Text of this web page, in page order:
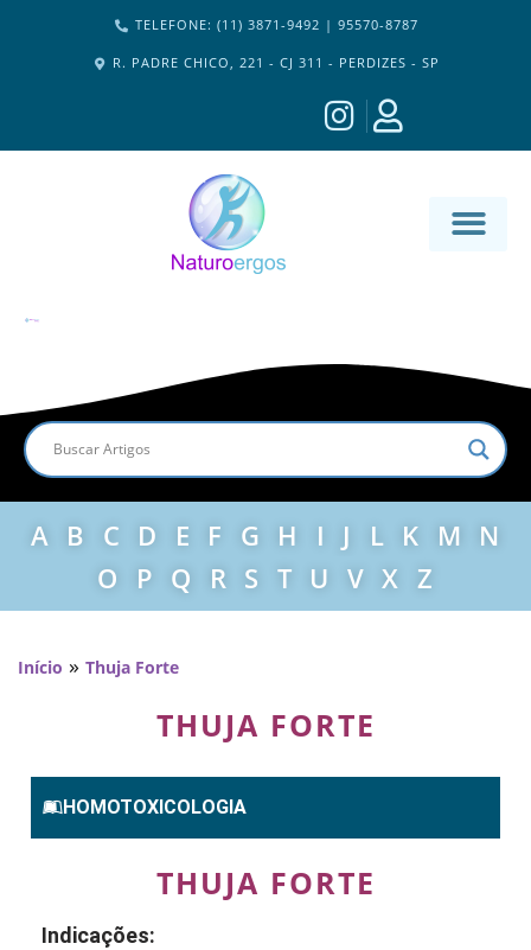
TELEFONE: (11) 3871-9492 | 95570-8787
R. PADRE CHICO, 221 - CJ 311 - PERDIZES - SP
A B C D E F G H I J L K M N
O
P Q R S T U V X Z
Início » Thuja Forte
THUJA FORTE
HOMOTOXICOLOGIA
THUJA FORTE
Indicações: